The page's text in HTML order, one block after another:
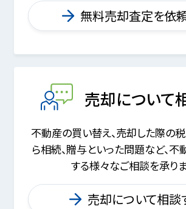
無料売却査定を依
売却について
不動産の買い替え、売却した際の税
ら相続、贈与といった問題など、不
する様々なご相談を承りま
売却について相談